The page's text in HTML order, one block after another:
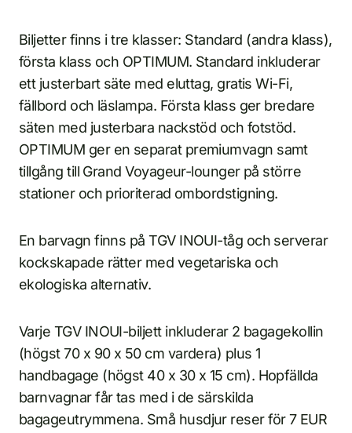
Biljetter finns i tre klasser: Standard (andra klass),
första klass och OPTIMUM. Standard inkluderar
ett justerbart säte med eluttag, gratis Wi-Fi,
fällbord och läslampa. Första klass ger bredare
säten med justerbara nackstöd och fotstöd.
OPTIMUM ger en separat premiumvagn samt
tillgång till Grand Voyageur-lounger på större
stationer och prioriterad ombordstigning.
En barvagn finns på TGV INOUI-tåg och serverar
kockskapade rätter med vegetariska och
ekologiska alternativ.
Varje TGV INOUI-biljett inkluderar 2 bagagekollin
(högst 70 x 90 x 50 cm vardera) plus 1
handbagage (högst 40 x 30 x 15 cm). Hopfällda
barnvagnar får tas med i de särskilda
bagageutrymmena. Små husdjur reser för 7 EUR